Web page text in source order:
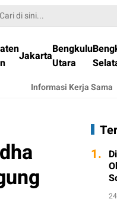
JakartaBengkulu
Utara
Informasi Kerja Sama
1.